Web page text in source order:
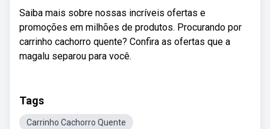
Saiba mais sobre nossas incríveis ofertas e
promoções em milhões de produtos. Procurando por
carrinho cachorro quente? Confira as ofertas que a
magalu separou para você.
Tags
Carrinho Cachorro Quente